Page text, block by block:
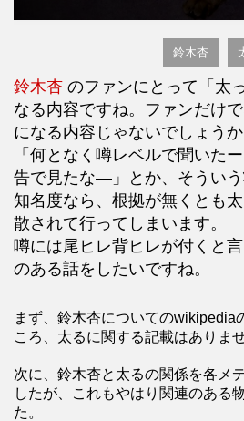
鈴木杏
鈴木杏 のファンにとって「太
なる内容ですね。ファンだけ
になる内容じゃないでしょうか
「何となく噂レベルで聞いた
告で見たな―」とか、そういう
知名度なら、根拠が無くとも
散されて行ってしまいます。
噂には尾ヒレ背ヒレが付くと
のある話をしたいですね。
まず、鈴木杏についてのwikipedia
ころ、太るに関する記載はありま
次に、鈴木杏と太るの関係を各メ
したが、これもやはり関連のある
た。